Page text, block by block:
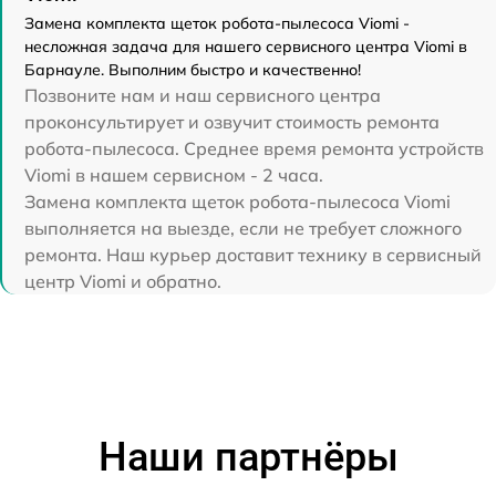
Замена комплекта щеток робота-пылесоса Viomi -
несложная задача для нашего сервисного центра Viomi в
Барнауле. Выполним быстро и качественно!
Позвоните нам и наш сервисного центра
проконсультирует и озвучит стоимость ремонта
робота-пылесоса. Среднее время ремонта устройств
Viomi в нашем сервисном - 2 часа.
Замена комплекта щеток робота-пылесоса Viomi
выполняется на выезде, если не требует сложного
ремонта. Наш курьер доставит технику в сервисный
центр Viomi и обратно.
Наши партнёры